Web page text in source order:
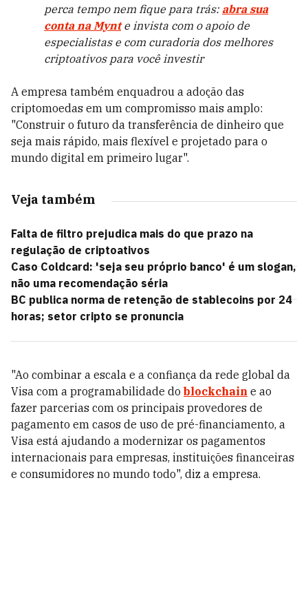
perca tempo nem fique para trás: abra sua
conta na Mynte invista com o apoio de
especialistas e com curadoria dos melhores
criptoativos para você investir
A empresa também enquadrou a adoção das
criptomoedas em um compromisso mais amplo:
"Construir o futuro da transferência de dinheiro que
seja mais rápido, mais flexível e projetado para o
mundo digital em primeiro lugar".
Veja também
Falta de filtro prejudica mais do que prazo na
regulação de criptoativos
Caso Coldcard: 'seja seu próprio banco' é um slogan,
não uma recomendação séria
BC publica norma de retenção de stablecoins por 24
horas; setor cripto se pronuncia
"Ao combinar a escala e a confiança da rede global da
Visa com a programabilidade do blockchain e ao
fazer parcerias com os principais provedores de
pagamento em casos de uso de pré-financiamento, a
Visa está ajudando a modernizar os pagamentos
internacionais para empresas, instituições financeiras
e consumidores no mundo todo", diz a empresa.